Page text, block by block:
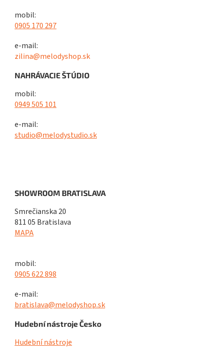
mobil:
0905 170 297
e-mail:
zilina@melodyshop.sk
NAHRÁVACIE ŠTÚDIO
mobil:
0949 505 101
e-mail:
studio@melodystudio.sk
SHOWROOM BRATISLAVA
Smrečianska 20
811 05 Bratislava
MAPA
mobil:
0905 622 898
e-mail:
bratislava@melodyshop.sk
Hudební nástroje Česko
Hudební nástroje